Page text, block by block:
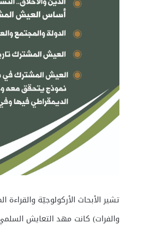
تشير الأبحاث الأركولوجيّة
والفرات) كانت مهد التعايش